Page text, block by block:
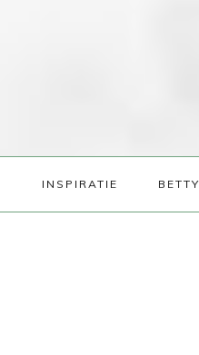
INSPIRATIE BETTY